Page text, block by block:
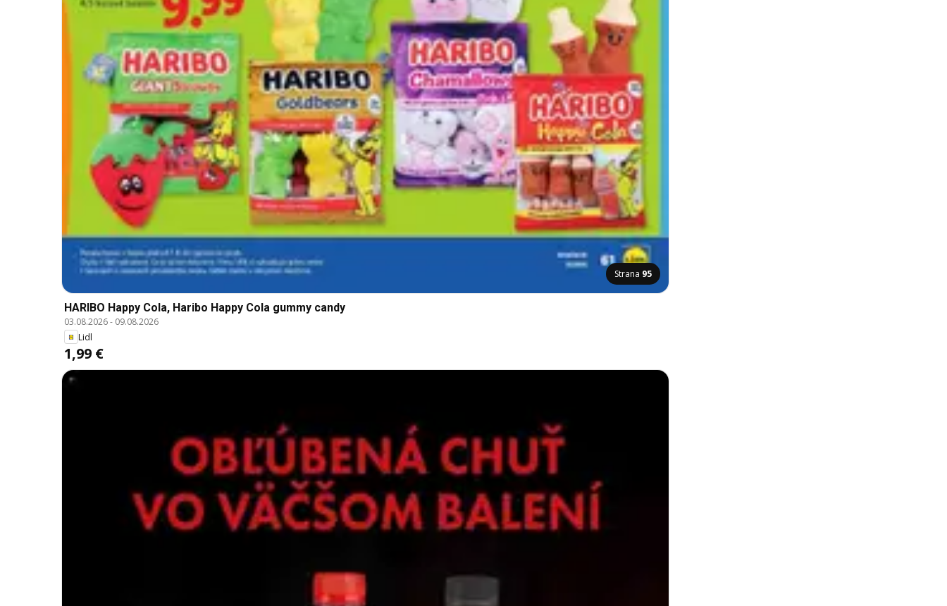
Strana 95
HARIBO Happy Cola, Haribo Happy Cola gummy candy
03.08.2026- 09.08.2026
Lidl
1,99 €